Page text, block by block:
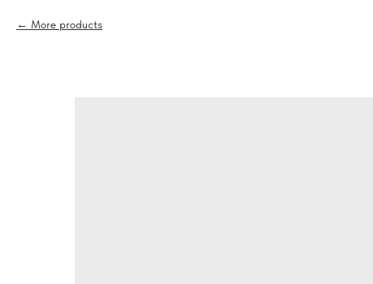
More products